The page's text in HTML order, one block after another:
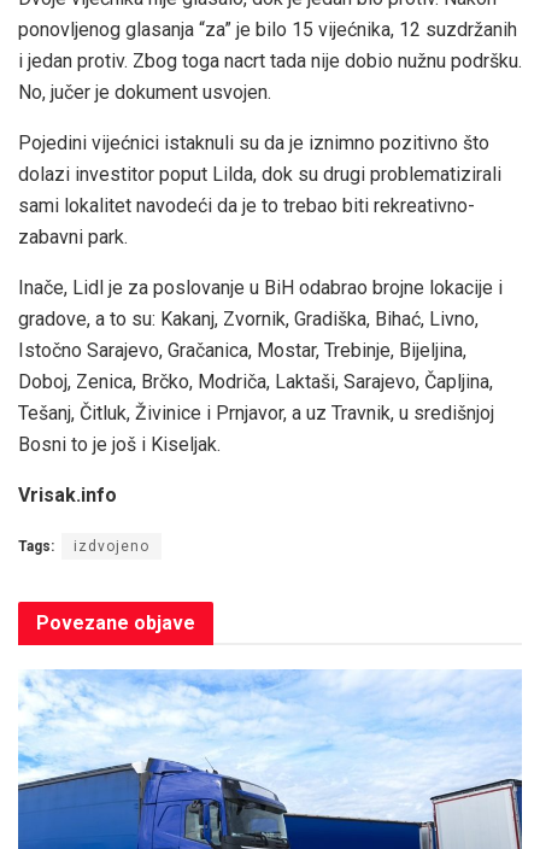
ponovljenog glasanja “za” je bilo 15 vijećnika, 12 suzdržanih
i jedan protiv. Zbog toga nacrt tada nije dobio nužnu podršku.
No, jučer je dokument usvojen.
Pojedini vijećnici istaknuli su da je iznimno pozitivno što
dolazi investitor poput Lilda, dok su drugi problematizirali
sami lokalitet navodeći da je to trebao biti rekreativno-
zabavni park.
Inače, Lidl je za poslovanje u BiH odabrao brojne lokacije i
gradove, a to su: Kakanj, Zvornik, Gradiška, Bihać, Livno,
Istočno Sarajevo, Gračanica, Mostar, Trebinje, Bijeljina,
Doboj, Zenica, Brčko, Modriča, Laktaši, Sarajevo, Čapljina,
Tešanj, Čitluk, Živinice i Prnjavor, a uz Travnik, u središnjoj
Bosni to je još i Kiseljak.
Vrisak.info
Tags: izdvojeno
Povezane objave